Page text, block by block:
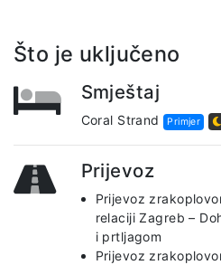
Što je uključeno
Smještaj
Coral Strand Primjer
Prijevoz
Prijevoz
relaciji Zagreb –
i prtljagom
Prijevoz